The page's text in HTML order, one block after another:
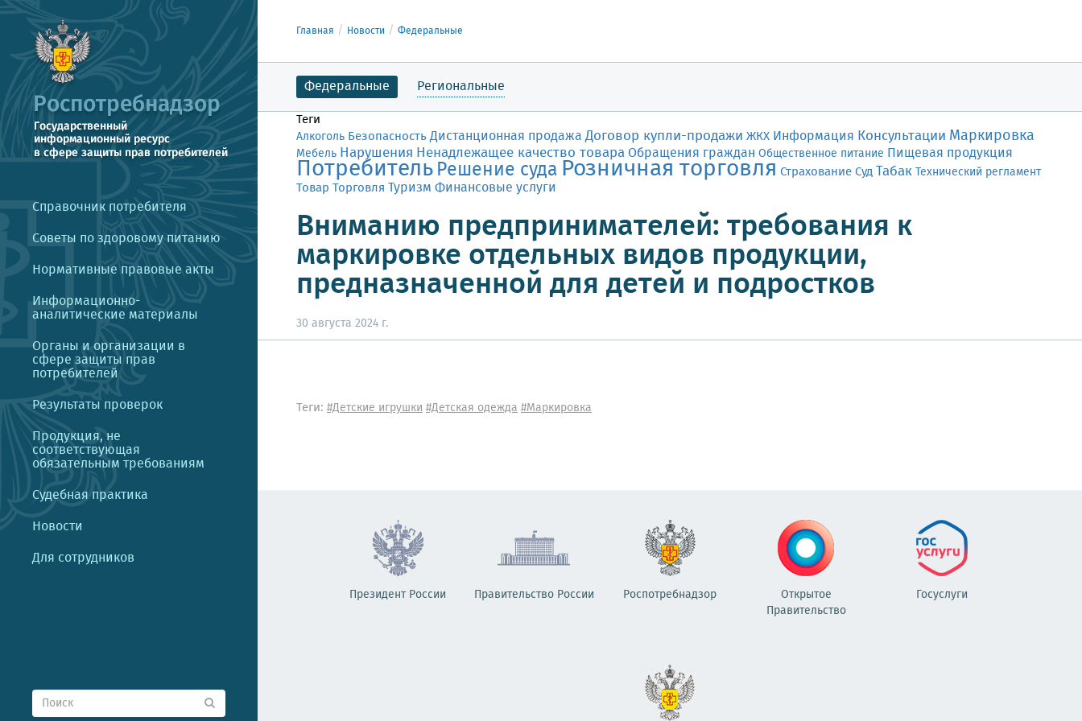
Справочник потребителя
Советы по здоровому питанию
Нормативные правовые акты
Информационно-
аналитические материалы
Органы и организации в
сфере защиты прав
потребителей
Результаты проверок
Продукция, не
соответствующая
обязательным требованиям
Судебная практика
Новости
Для сотрудников
Главная Новости Федеральные
Федеральные Региональные
Теги
Алкоголь БезопасностьДистанционная продажа Договор купли-продажи ЖКХ Информация Консультации Маркировка
Мебель Нарушения Ненадлежащее качество товара Обращения граждан Общественное питание Пищевая продукция
ПотребительРешение суда Розничная торговля СтрахованиеСудТабакТехнический регламент
Товар Торговля Туризм Финансовые услуги
Вниманию предпринимателей: требования к
маркировке отдельных видов продукции,
предназначенной для детей и подростков
30 августа 2024 г.
Теги: #Детские игрушки#Детская одежда#Маркировка
Президент России Правительство России Роспотребнадзор
Открытое
Правительство
Госуслуги